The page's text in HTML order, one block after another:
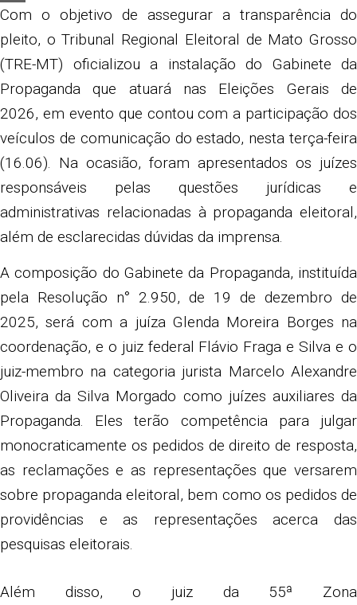
Share
Com o objetivo de assegurar a transparência do
pleito, o Tribunal Regional Eleitoral de Mato Grosso
(TRE-MT) oficializou a instalação do Gabinete da
Propaganda que atuará nas Eleições Gerais de
2026, em evento que contou com a participação dos
veículos de comunicação do estado, nesta terça-feira
(16.06). Na ocasião, foram apresentados os juízes
responsáveis pelas questões jurídicas e
administrativas relacionadas à propaganda eleitoral,
além de esclarecidas dúvidas da imprensa.
A composição do Gabinete da Propaganda, instituída
pela Resolução n° 2.950, de 19 de dezembro de
2025, será com a juíza Glenda Moreira Borges na
coordenação, e o juiz federal Flávio Fraga e Silva e o
juiz-membro na categoria jurista Marcelo Alexandre
Oliveira da Silva Morgado como juízes auxiliares da
Propaganda. Eles terão competência para julgar
monocraticamente os pedidos de direito de resposta,
as reclamações e as representações que versarem
sobre propaganda eleitoral, bem como os pedidos de
providências e as representações acerca das
pesquisas eleitorais.
Além disso, o juiz da 55ª Zona